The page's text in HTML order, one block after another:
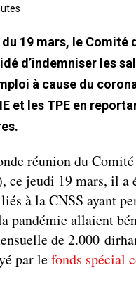
19 mars, le Comité
d’indemniser les
à cause du
et les TPE en
réunion du
ce jeudi 19 mars, il a
à la CNSS ayant
pandémie allaient
de 2.000
par lefonds spécial